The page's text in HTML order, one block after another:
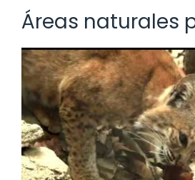
Áreas naturales